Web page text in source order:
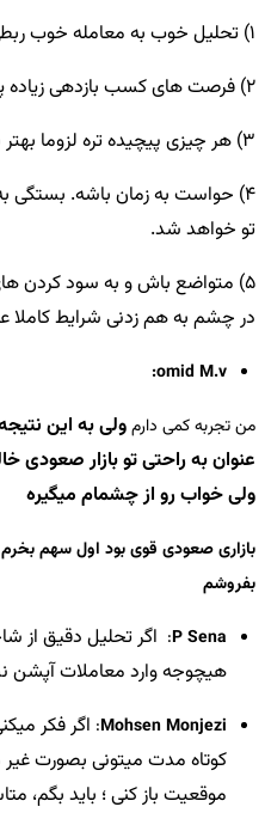
1) تحلیل خوب به معامله خوب ربطی نداره.
2) فرصت های کسب بازدهی زیاده پس عجله نکن.
3) هر چیزی پیچیده تره لزوما بهتر نیست.
4) حواست به زمان باشه.
تو خواهد شد.
5) متواضع باش و به سود کردن
در چشم به هم زدنی شرایط
omid M.v:
من تجربه کمی دارمولی به این
عنوان به راحتی تو بازار صعودی
ولی خواب رو از چشمام میگیره
بازاری صعودی قوی بود اول سهم بخرم
بفروشم
P Sena
: اگر تحلیل دقیق
هیچوجه وارد معاملات آپشن
Mohsen Monjezi
: اگر فکر
کوتاه مدت میتونی بصورت
موقعیت باز کنی ؛ باید بگم،